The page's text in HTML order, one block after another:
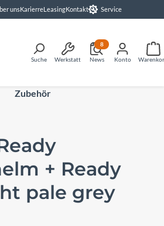
unsKarierreLeasingKontakt Service
Suche Werkstatt News
8
Konto
Zubehör
+ Ready
pale grey